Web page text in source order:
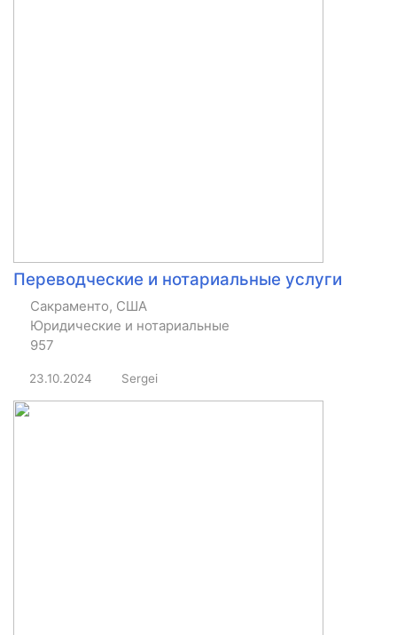
Переводческие и нотариальные услуги
Сакраменто, США
Юридические и нотариальные
957
23.10.2024 Sergei